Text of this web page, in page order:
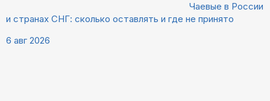
Чаевые в России
и странах СНГ: сколько оставлять и где не принято
6 авг 2026